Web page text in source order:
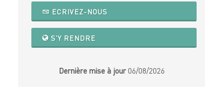
ECRIVEZ-NOUS
S'Y RENDRE
Dernière mise à jour 06/08/2026